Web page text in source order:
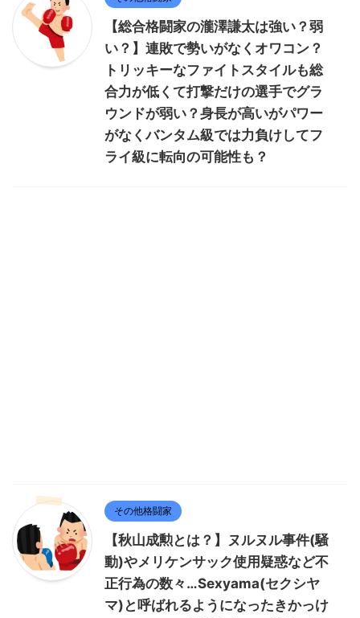
【総合格闘家の瀧澤謙太は強い？弱
い？】連敗で勢いがなくオワコン？
トリッキーなファイトスタイルも総
合力が低くて打撃だけの選手でグラ
ウンドが弱い？身長が高いがパワー
がなくバンタム級では力負けしてフ
ライ級に転向の可能性も？
その他格闘家
【秋山成勲とは？】ヌルヌル事件(騒
動)やメリケンサック使用疑惑など不
正行為の数々…Sexyama(セクシヤ
マ)と呼ばれるようになったきかっけ